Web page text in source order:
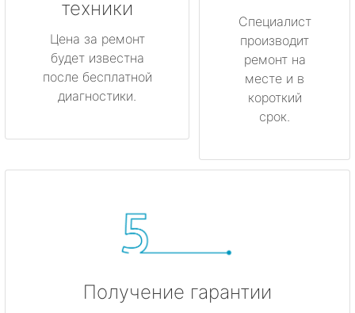
техники
Цена за ремонт
будет известна
после бесплатной
диагностики.
Специалист
производит
ремонт на
месте и в
короткий
срок.
Получение гарантии